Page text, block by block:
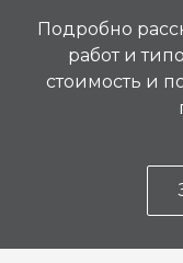
Подробно
работ и
стоимость и